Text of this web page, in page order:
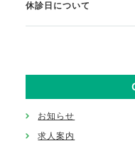
休診日について
お知らせ
求人案内